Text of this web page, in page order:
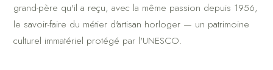
grand-père qu'il a reçu, avec la même passion depuis 1956,
le savoir-faire du métier d'artisan horloger — un patrimoine
culturel immatériel protégé par l'UNESCO.